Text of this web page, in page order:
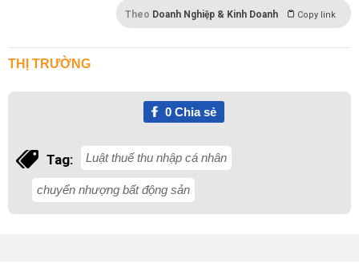
Theo Doanh Nghiệp & Kinh Doanh Copy link
THỊ TRƯỜNG
0Chia sẻ
Tag: Luật thuế thu nhập cá nhân
chuyển nhượng bất động sản